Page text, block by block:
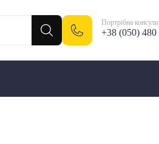
Портрібна
+38 (050) 480